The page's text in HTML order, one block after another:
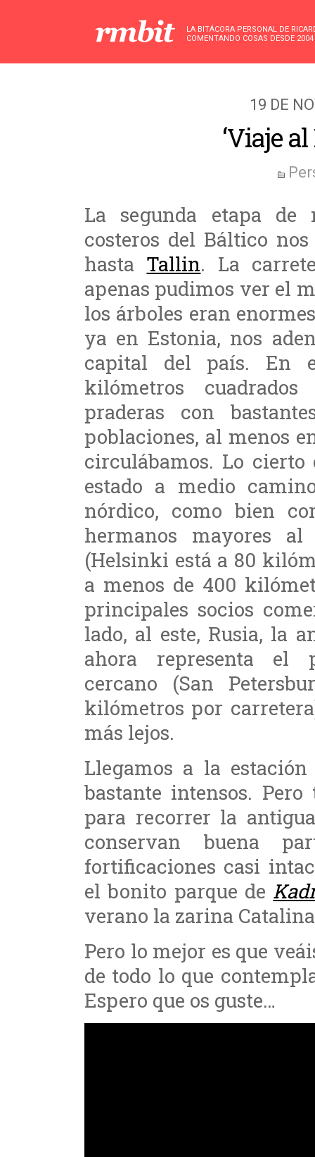
LA BITÁCORA PERSONAL DE
COMENTANDO COSAS DESDE 2004
19 DE
‘Viaje
La segunda etapa de
costeros del Báltico
hasta Tallin. La
apenas pudimos ver el
los árboles eran
ya en Estonia, nos
capital del país. En
kilómetros
praderas con
poblaciones, al menos
circulábamos. Lo cierto
estado a medio
nórdico, como bien
hermanos mayores
(Helsinki está a 80
a menos de 400
principales socios
lado, al este, Rusia, la
ahora representa el
cercano (San
kilómetros por
más lejos.
Llegamos a la
bastante intensos.
para recorrer la
conservan buena
fortificaciones casi
el bonito parque de
verano la zarina
Pero lo mejor es que
de todo lo que
Espero que os guste…